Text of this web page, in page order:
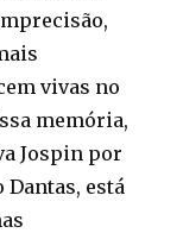
vivas no
memória,
Jospin por
está